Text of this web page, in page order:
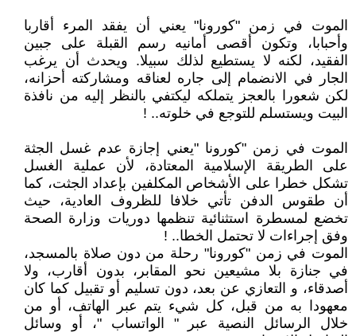
الموت في زمن "كورونا" يعني أن يفقد المرء أقاربا
وأحبابا، وتكون أقصى أمانيه رسم القبلة على جبين
الفقيد، لكنه لا يستطيع لذلك سبيلا. ويحدث أن يرغب
الجار في الانضمام إلى جاره لعناقه ومشاركته أحزانه،
لكن شعورا بالعجز يتملكه ليكتفي بالنظر إليه من نافذة
البيت ويستسلم للتوجع في خلوته.. !
الموت في زمن "كورونا "يعني إجازة عدم غسل الجثة
على الطريقة الإسلامية المعتادة، لأن عملية الغسل
تشكل خطرا على الأشخاص المكلفين بإعداد الجثت، كما
أن طقوس الدفن تأتي خلافا للظروف العادية، حيث
تخضع لمسطرة استثنائية تنظمها دوريات وزارة الصحة
وفق إجراءات لا تحتمل الخطا.. !
الموت في زمن "كورونا" رحلة من دون صلاة بالمسجد،
في جنازة بلا مشيعين نحو المقابر، بدون أقارب، ولا
أصدقاء، و التعازي عن بعد، دون تسليم أو تقبيل كما كان
معهودا به من قبل، كل شيء يتم عبر الهاتف، أو من
خلال الرسائل النصية عبر " الواتساب "، أو وسائل